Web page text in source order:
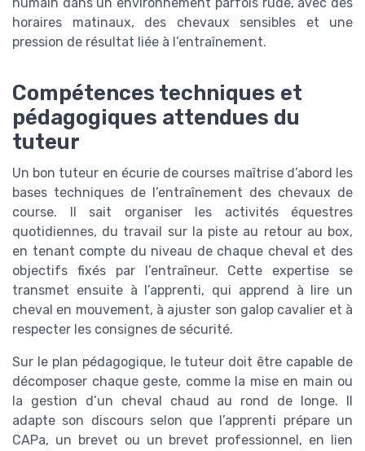
horaires matinaux, des chevaux sensibles et une
pression de résultat liée à l’entraînement.
Compétences techniques et
pédagogiques attendues du
tuteur
Un bon tuteur en écurie de courses maîtrise d’abord les
bases techniques de l’entraînement des chevaux de
course. Il sait organiser les activités équestres
quotidiennes, du travail sur la piste au retour au box,
en tenant compte du niveau de chaque cheval et des
objectifs fixés par l’entraîneur. Cette expertise se
transmet ensuite à l’apprenti, qui apprend à lire un
cheval en mouvement, à ajuster son galop cavalier et à
respecter les consignes de sécurité.
Sur le plan pédagogique, le tuteur doit être capable de
décomposer chaque geste, comme la mise en main ou
la gestion d’un cheval chaud au rond de longe. Il
adapte son discours selon que l’apprenti prépare un
CAPa, un brevet ou un brevet professionnel, en lien